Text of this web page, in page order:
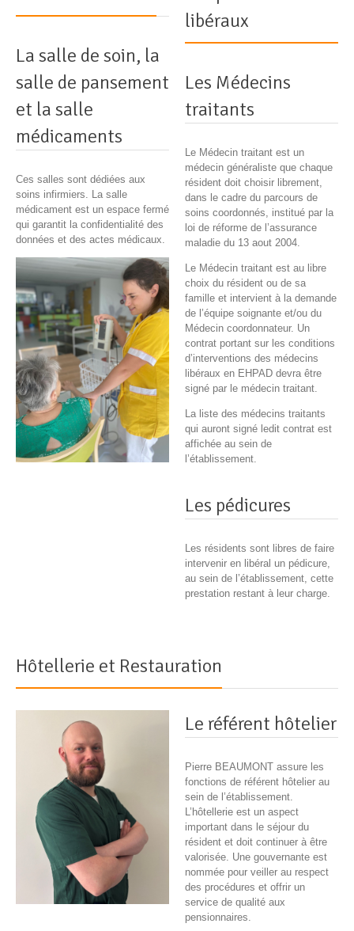
La salle de soin, la
salle de pansement
et la salle
médicaments
Ces salles sont dédiées aux
soins infirmiers. La salle
médicament est un espace fermé
qui garantit la confidentialité des
données et des actes médicaux.
libéraux
Les Médecins
traitants
Le Médecin traitant est un
médecin généraliste que chaque
résident doit choisir librement,
dans le cadre du parcours de
soins coordonnés, institué par la
loi de réforme de l’assurance
maladie du 13 aout 2004.
Le Médecin traitant est au libre
choix du résident ou de sa
famille et intervient à la demande
de l’équipe soignante et/ou du
Médecin coordonnateur. Un
contrat portant sur les conditions
d’interventions des médecins
libéraux en EHPAD devra être
signé par le médecin traitant.
La liste des médecins traitants
qui auront signé ledit contrat est
affichée au sein de
l’établissement.
Les pédicures
Les résidents sont libres de faire
intervenir en libéral un pédicure,
au sein de l’établissement, cette
prestation restant à leur charge.
Hôtellerie et Restauration
Le référent hôtelier
Pierre BEAUMONT assure les
fonctions de référent hôtelier au
sein de l’établissement.
L’hôtellerie est un aspect
important dans le séjour du
résident et doit continuer à être
valorisée. Une gouvernante est
nommée pour veiller au respect
des procédures et offrir un
service de qualité aux
pensionnaires.